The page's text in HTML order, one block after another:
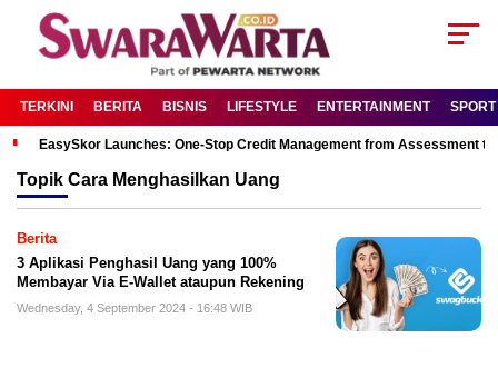
TERKINI BERITA BISNIS LIFESTYLE ENTERTAINMENT SPORT
EasySkor Launches: One-Stop Credit Management from Assessment
Topik Cara Menghasilkan Uang
Berita
3 Aplikasi Penghasil Uang yang 100%
Membayar Via E-Wallet ataupun Rekening
Wednesday, 4 September 2024 - 16:48 WIB